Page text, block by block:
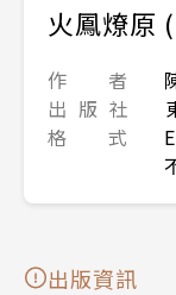
火鳳燎原
作 者
出 版 社
格 式
出版資訊